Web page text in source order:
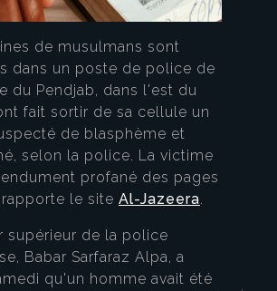
de musulmans sont
dans un poste de police de
du Pendjab, dans l'est du
fait sortir de sa cellule un
de blasphème et
selon la police. La victime
profané des pages
le site Al-Jazeera.
supérieur de la police
Babar Sarfaraz Alpa, a
qu'un homme avait été